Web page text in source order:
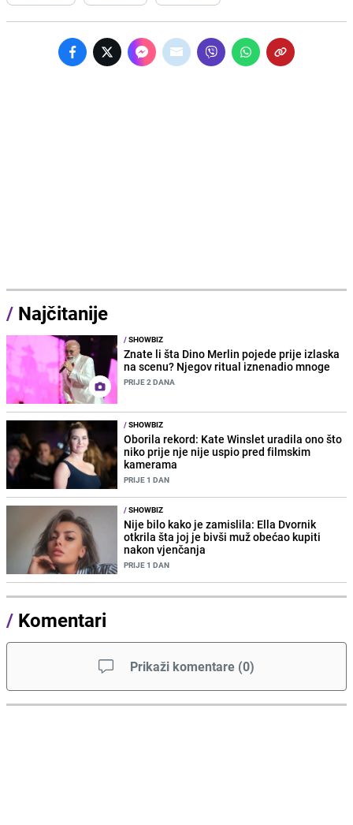
/ Najčitanije
/SHOWBIZ
Znate li šta Dino Merlin pojede prije izlaska
na scenu? Njegov ritual iznenadio mnoge
PRIJE 2 DANA
/SHOWBIZ
Oborila rekord: Kate Winslet uradila ono što
niko prije nje nije uspio pred filmskim
kamerama
PRIJE 1 DAN
/SHOWBIZ
Nije bilo kako je zamislila: Ella Dvornik
otkrila šta joj je bivši muž obećao kupiti
nakon vjenčanja
PRIJE 1 DAN
/ Komentari
Prikaži komentare (0)